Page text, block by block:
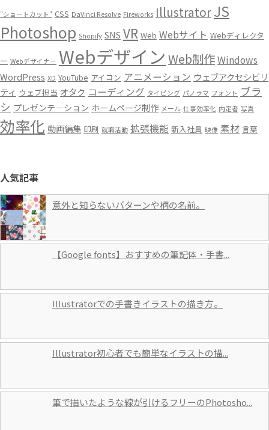
"ショートカット" CSS DaVinci Resolve Fireworks IllustratorJS
Photoshop Shopify SNS VR Web Webサイト Webディレクタ
ー Webデザイナー Webデザイン Web制作Windows
WordPress XD YouTube アイコン アニメーション ウェブアクセシビリ
ティ ウェブ担当 オタク コーディング タイピング パノラマ フォント ブラ
シ プレゼンテ―ション ホームページ制作 メール 仕事効率化 内定者 写真
効率化 動画編集 印刷 就職活動 拡張機能 新入社員 映像 素材 言葉
人気記事
意外と知らないパターンや柄の名前。
【Google fonts】おすすめの筆記体・手書...
Illustratorでの手書きイラストの描き方。
Illustrator初心者でも簡単なイラストの描...
筆で描いたような線が引けるフリーのPhotosho...